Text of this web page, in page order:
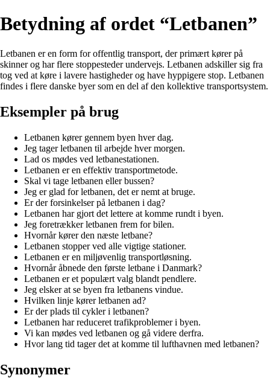
Betydning af ordet “Letbanen”
Letbanen er en form for offentlig transport, der primært kører på
skinner og har flere stoppesteder undervejs. Letbanen adskiller sig fra
tog ved at køre i lavere hastigheder og have hyppigere stop. Letbanen
findes i flere danske byer som en del af den kollektive transportsystem.
Eksempler på brug
Letbanen kører gennem byen hver dag.
Jeg tager letbanen til arbejde hver morgen.
Lad os mødes ved letbanestationen.
Letbanen er en effektiv transportmetode.
Skal vi tage letbanen eller bussen?
Jeg er glad for letbanen, det er nemt at bruge.
Er der forsinkelser på letbanen i dag?
Letbanen har gjort det lettere at komme rundt i byen.
Jeg foretrækker letbanen frem for bilen.
Hvornår kører den næste letbane?
Letbanen stopper ved alle vigtige stationer.
Letbanen er en miljøvenlig transportløsning.
Hvornår åbnede den første letbane i Danmark?
Letbanen er et populært valg blandt pendlere.
Jeg elsker at se byen fra letbanens vindue.
Hvilken linje kører letbanen ad?
Er der plads til cykler i letbanen?
Letbanen har reduceret trafikproblemer i byen.
Vi kan mødes ved letbanen og gå videre derfra.
Hvor lang tid tager det at komme til lufthavnen med letbanen?
Synonymer